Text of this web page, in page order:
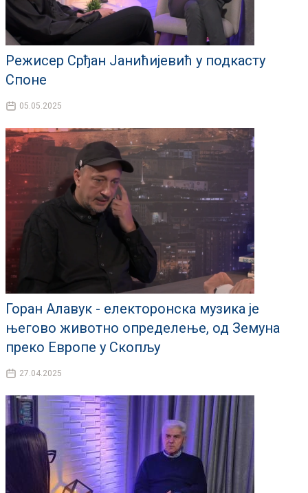
Режисер Срђан Јанићијевић у подкасту
Споне
05.05.2025
Горан Алавук - електоронска музика је
његово животно определење, од Земуна
преко Европе у Скопљу
27.04.2025